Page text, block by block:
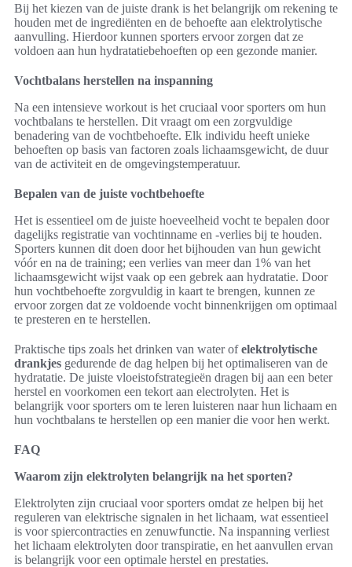
Bij het kiezen van de juiste drank is het belangrijk om rekening te
houden met de ingrediënten en de behoefte aan elektrolytische
aanvulling. Hierdoor kunnen sporters ervoor zorgen dat ze
voldoen aan hun hydratatiebehoeften op een gezonde manier.
Vochtbalans herstellen na inspanning
Na een intensieve workout is het cruciaal voor sporters om hun
vochtbalans te herstellen. Dit vraagt om een zorgvuldige
benadering van de vochtbehoefte. Elk individu heeft unieke
behoeften op basis van factoren zoals lichaamsgewicht, de duur
van de activiteit en de omgevingstemperatuur.
Bepalen van de juiste vochtbehoefte
Het is essentieel om de juiste hoeveelheid vocht te bepalen door
dagelijks registratie van vochtinname en -verlies bij te houden.
Sporters kunnen dit doen door het bijhouden van hun gewicht
vóór en na de training; een verlies van meer dan 1% van het
lichaamsgewicht wijst vaak op een gebrek aan hydratatie. Door
hun vochtbehoefte zorgvuldig in kaart te brengen, kunnen ze
ervoor zorgen dat ze voldoende vocht binnenkrijgen om optimaal
te presteren en te herstellen.
Praktische tips zoals het drinken van water ofelektrolytische
drankjes gedurende de dag helpen bij het optimaliseren van de
hydratatie. De juiste vloeistofstrategieën dragen bij aan een beter
herstel en voorkomen een tekort aan electrolyten. Het is
belangrijk voor sporters om te leren luisteren naar hun lichaam en
hun vochtbalans te herstellen op een manier die voor hen werkt.
FAQ
Waarom zijn elektrolyten belangrijk na het sporten?
Elektrolyten zijn cruciaal voor sporters omdat ze helpen bij het
reguleren van elektrische signalen in het lichaam, wat essentieel
is voor spiercontracties en zenuwfunctie. Na inspanning verliest
het lichaam elektrolyten door transpiratie, en het aanvullen ervan
is belangrijk voor een optimale herstel en prestaties.